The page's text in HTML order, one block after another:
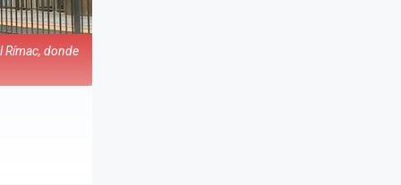
Rímac, donde